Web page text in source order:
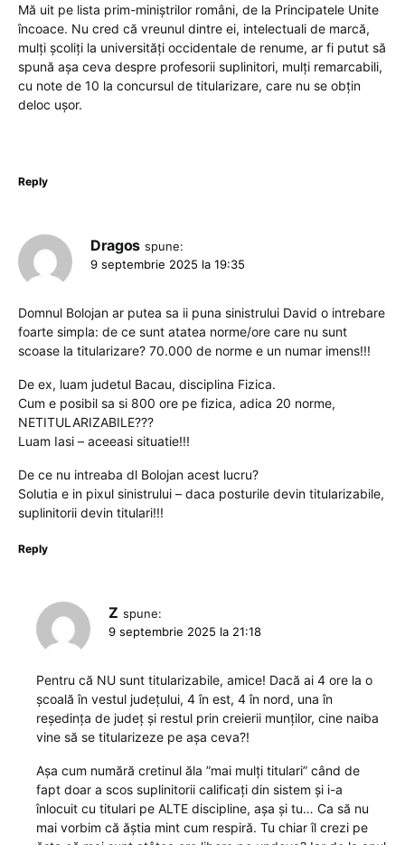
Mă uit pe lista prim-miniștrilor români, de la Principatele Unite
încoace. Nu cred că vreunul dintre ei, intelectuali de marcă,
mulți școliți la universități occidentale de renume, ar fi putut să
spună așa ceva despre profesorii suplinitori, mulți remarcabili,
cu note de 10 la concursul de titularizare, care nu se obțin
deloc ușor.
Reply
Dragos spune:
9 septembrie 2025 la 19:35
Domnul Bolojan ar putea sa ii puna sinistrului David o intrebare
foarte simpla: de ce sunt atatea norme/ore care nu sunt
scoase la titularizare? 70.000 de norme e un numar imens!!!
De ex, luam judetul Bacau, disciplina Fizica.
Cum e posibil sa si 800 ore pe fizica, adica 20 norme,
NETITULARIZABILE???
Luam Iasi – aceeasi situatie!!!
De ce nu intreaba dl Bolojan acest lucru?
Solutia e in pixul sinistrului – daca posturile devin titularizabile,
suplinitorii devin titulari!!!
Reply
Z spune:
9 septembrie 2025 la 21:18
Pentru că NU sunt titularizabile, amice! Dacă ai 4 ore la o
școală în vestul județului, 4 în est, 4 în nord, una în
reședința de județ și restul prin creierii munților, cine naiba
vine să se titularizeze pe așa ceva?!
Așa cum numără cretinul ăla ”mai mulți titulari” când de
fapt doar a scos suplinitorii calificați din sistem și i-a
înlocuit cu titulari pe ALTE discipline, așa și tu… Ca să nu
mai vorbim că ăștia mint cum respiră. Tu chiar îl crezi pe